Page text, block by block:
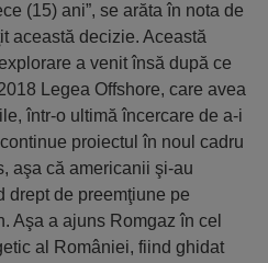
(15) ani”, se arăta în nota de
această decizie. Această
a venit însă după ce
Legea Offshore, care avea
într-o ultimă încercare de a-i
proiectul în noul cadru
aşa că americanii şi-au
drept de preemţiune pe
Aşa a ajuns Romgaz în cel
al României, fiind ghidat